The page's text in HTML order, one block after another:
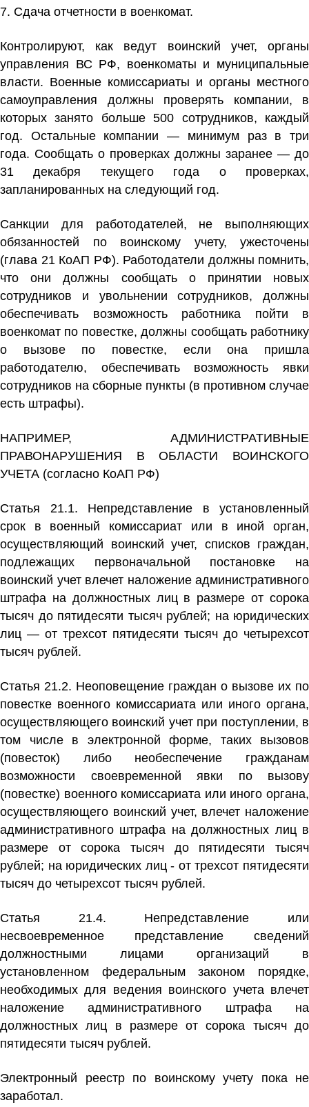
7. Сдача отчетности в военкомат.
Контролируют, как ведут воинский учет, органы
управления ВС РФ, военкоматы и муниципальные
власти. Военные комиссариаты и органы местного
самоуправления должны проверять компании, в
которых занято больше 500 сотрудников, каждый
год. Остальные компании — минимум раз в три
года. Сообщать о проверках должны заранее — до
31 декабря текущего года о проверках,
запланированных на следующий год.
Санкции для работодателей, не выполняющих
обязанностей по воинскому учету, ужесточены
(глава 21 КоАП РФ). Работодатели должны помнить,
что они должны сообщать о принятии новых
сотрудников и увольнении сотрудников, должны
обеспечивать возможность работника пойти в
военкомат по повестке, должны сообщать работнику
о вызове по повестке, если она пришла
работодателю, обеспечивать возможность явки
сотрудников на сборные пункты (в противном случае
есть штрафы).
НАПРИМЕР, АДМИНИСТРАТИВНЫЕ
ПРАВОНАРУШЕНИЯ В ОБЛАСТИ ВОИНСКОГО
УЧЕТА (согласно КоАП РФ)
Статья 21.1. Непредставление в установленный
срок в военный комиссариат или в иной орган,
осуществляющий воинский учет, списков граждан,
подлежащих первоначальной постановке на
воинский учетвлечет наложение административного
штрафа на должностных лиц в размере от сорока
тысяч до пятидесяти тысяч рублей; на юридических
лиц — от трехсот пятидесяти тысяч до четырехсот
тысяч рублей.
Статья 21.2. Неоповещение граждан о вызове их по
повестке военного комиссариата или иного органа,
осуществляющего воинский учетпри поступлении, в
том числе в электронной форме, таких вызовов
(повесток) либо необеспечение гражданам
возможности своевременной явки по вызову
(повестке) военного комиссариата или иного органа,
осуществляющего воинский учет, влечет наложение
административного штрафа на должностных лиц в
размере от сорока тысяч до пятидесяти тысяч
рублей; на юридических лиц - от трехсот пятидесяти
тысяч до четырехсот тысяч рублей.
Статья 21.4. Непредставление или
несвоевременное представление
сведений
должностными лицами организаций в
установленном федеральнымзаконом порядке,
необходимых для ведения воинского учета влечет
наложение административного штрафа на
должностных лиц в размере от сорока тысяч до
пятидесяти тысяч рублей.
Электронный реестр по воинскому учету пока не
заработал.